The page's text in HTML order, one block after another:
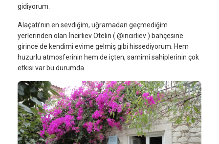
gidiyorum.
Alaçatı’nın en sevdiğim, uğramadan geçmediğim
yerlerinden olan İncirliev Otelin ( @incirliev ) bahçesine
girince de kendimi evime gelmiş gibi hissediyorum. Hem
huzurlu atmosferinin hem de içten, samimi sahiplerinin çok
etkisi var bu durumda.